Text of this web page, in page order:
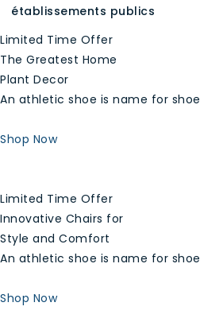
établissements publics
Limited Time Offer
The Greatest Home
Plant Decor
An athletic shoe is name for shoe
Shop Now
Limited Time Offer
Innovative Chairs for
Style and Comfort
An athletic shoe is name for shoe
Shop Now